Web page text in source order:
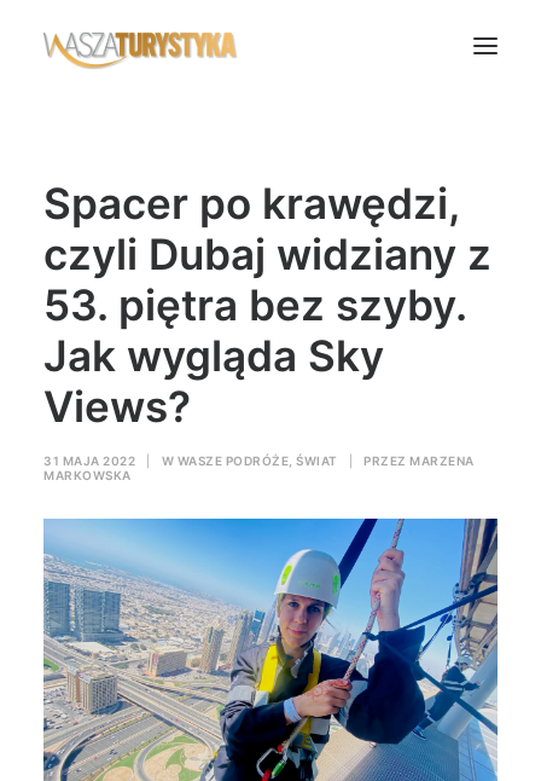
Biura podróży
Transport
Noclegi
Polska
Świat
Podcasty
Wasze Podróże
Wyszukiwanie
Spacer po krawędzi,
czyli Dubaj widziany z
53. piętra bez szyby.
Jak wygląda Sky
Views?
31 MAJA 2022 W WASZE PODRÓŻE ŚWIAT PRZEZ MARZENA
MARKOWSKA